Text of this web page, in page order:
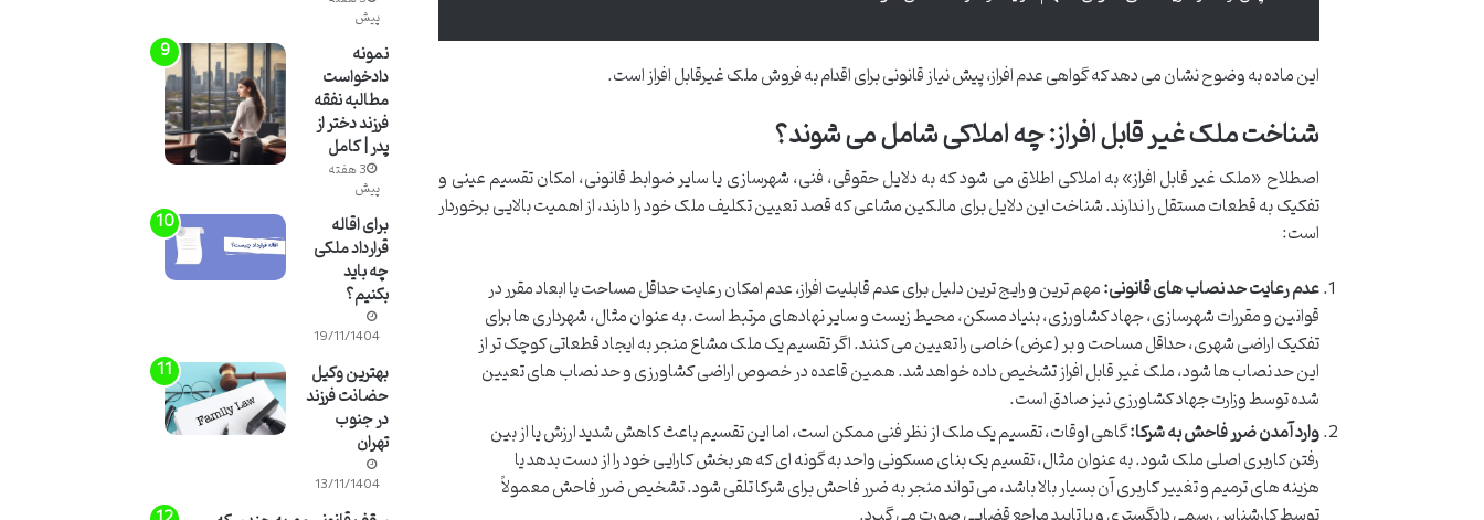
این ماده به وضوح نشان می دهد که گواهی عدم افراز، پیش نیاز قانونی برای اقدام به فروش ملک غیرقابل افراز است.
شناخت ملک غیر قابل افراز: چه املاکی شامل می شوند؟
اصطلاح «ملک غیر قابل افراز» به املاکی اطلاق می شود که به دلایل حقوقی، فنی، شهرسازی یا سایر ضوابط قانونی، امکان تقسیم عینی و
تفکیک به قطعات مستقل را ندارند. شناخت این دلایل برای مالکین مشاعی که قصد تعیین تکلیف ملک خود را دارند، از اهمیت بالایی برخوردار
است:
عدم رعایت حد نصاب های قانونی:مهم ترین و رایج ترین دلیل برای عدم قابلیت افراز، عدم امکان رعایت حداقل مساحت یا ابعاد مقرر در
قوانین و مقررات شهرسازی، جهاد کشاورزی، بنیاد مسکن، محیط زیست و سایر نهادهای مرتبط است. به عنوان مثال، شهرداری ها برای
تفکیک اراضی شهری، حداقل مساحت و بر (عرض) خاصی را تعیین می کنند. اگر تقسیم یک ملک مشاع منجر به ایجاد قطعاتی کوچک تر از
این حد نصاب ها شود، ملک غیر قابل افراز تشخیص داده خواهد شد. همین قاعده در خصوص اراضی کشاورزی و حد نصاب های تعیین
شده توسط وزارت جهاد کشاورزی نیز صادق است.
وارد آمدن ضرر فاحش به شرکا:گاهی اوقات، تقسیم یک ملک از نظر فنی ممکن است، اما این تقسیم باعث کاهش شدید ارزش یا از بین
رفتن کاربری اصلی ملک شود. به عنوان مثال، تقسیم یک بنای مسکونی واحد به گونه ای که هر بخش کارایی خود را از دست بدهد یا
هزینه های ترمیم و تغییر کاربری آن بسیار بالا باشد، می تواند منجر به ضرر فاحش برای شرکا تلقی شود. تشخیص ضرر فاحش معمولاً
پیش
نمونه
دادخواست
مطالبه نفقه
فرزند دختر از
پدر | کامل
3 هفته
پیش
برای اقاله
قرارداد ملکی
چه باید
بکنیم؟
19/11/1404
بهترین وکیل
حضانت فرزند
در جنوب
تهران
13/11/1404